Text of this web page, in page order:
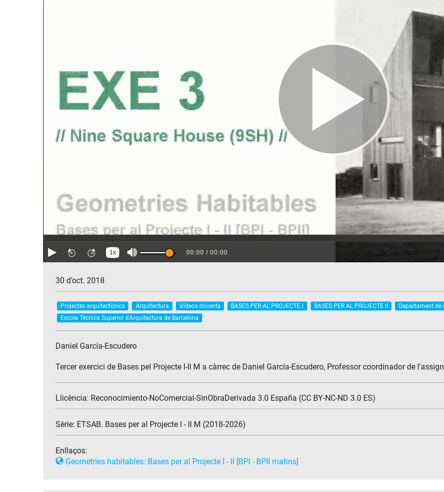
30 d’oct. 2018
Projectes arquitectònics Arquitectura Vídeos docents BASES PER AL PROJECTE I BASES PER AL PROJECTE II
Departament de
Escola Tècnica Superior d'Arquitectura de Barcelona
Daniel García-Escudero
Tercer exercici de Bases pel Projecte I-II M a càrrec de Daniel García-Escudero, Professor coordinador de
Llicència: Reconocimiento-NoComercial-SinObraDerivada 3.0 España (CC BY-NC-ND 3.0 ES)
Sèrie: ETSAB. Bases per al Projecte I - II M (2018-2026)
Enllaços:
Geometries habitables: Bases per al Projecte I - II [BPI - BPII matins]